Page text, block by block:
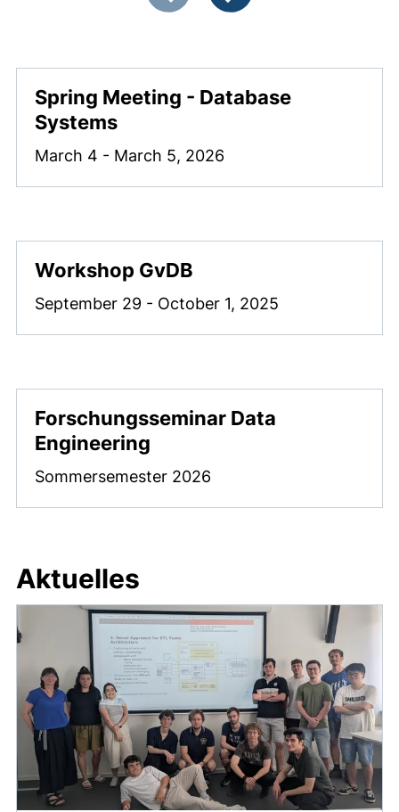
Spring Meeting - Database
Systems
March 4 - March 5, 2026
Workshop GvDB
September 29 - October 1, 2025
Forschungsseminar Data
Engineering
Sommersemester 2026
Aktuelles